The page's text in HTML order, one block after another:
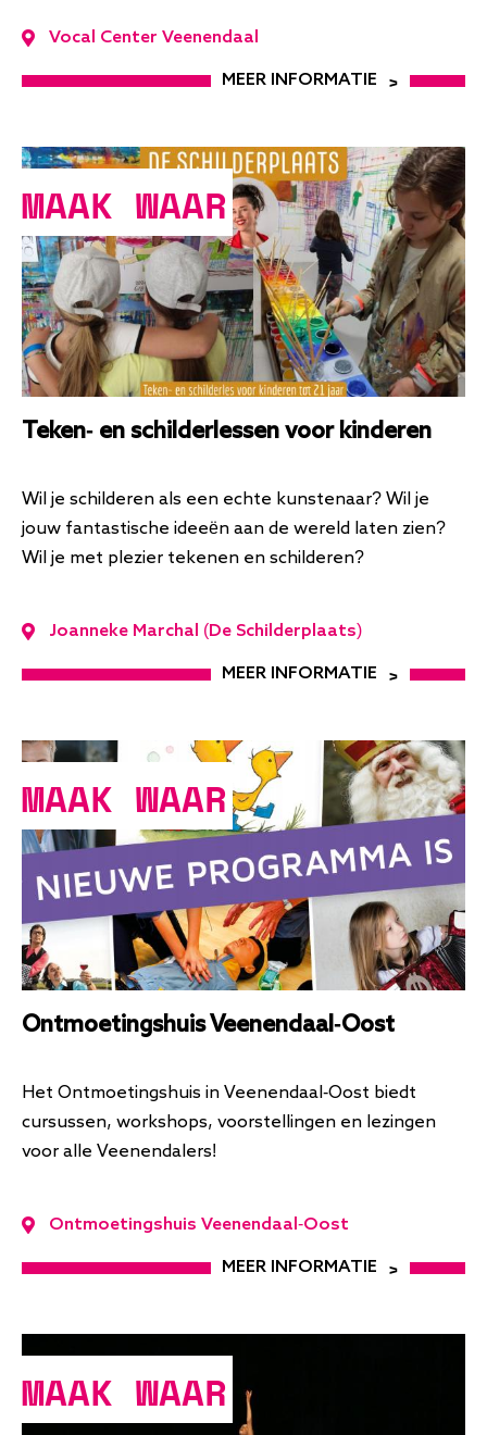
Vocal Center Veenendaal
MEER INFORMATIE
MAAK WAAR
Teken- en schilderlessen voor kinderen
Wil je schilderen als een echte kunstenaar? Wil je
jouw fantastische ideeën aan de wereld laten zien?
Wil je met plezier tekenen en schilderen?
Joanneke Marchal (De Schilderplaats)
MEER INFORMATIE
MAAK WAAR
Ontmoetingshuis Veenendaal-Oost
Het Ontmoetingshuis in Veenendaal-Oost biedt
cursussen, workshops, voorstellingen en lezingen
voor alle Veenendalers!
Ontmoetingshuis Veenendaal-Oost
MEER INFORMATIE
MAAK WAAR